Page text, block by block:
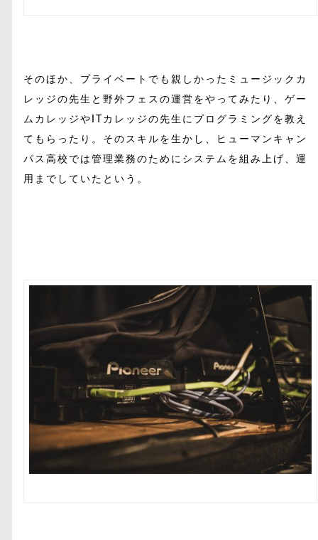
そのほか、プライベートでも親しかったミュージックカ
レッジの先生と野外フェスの運営をやってみたり、ゲー
ムカレッジやITカレッジの先生にプログラミングを教え
てもらったり。そのスキルを生かし、ヒューマンキャン
パス高校では管理業務のためにシステムを組み上げ、運
用までしていたという。